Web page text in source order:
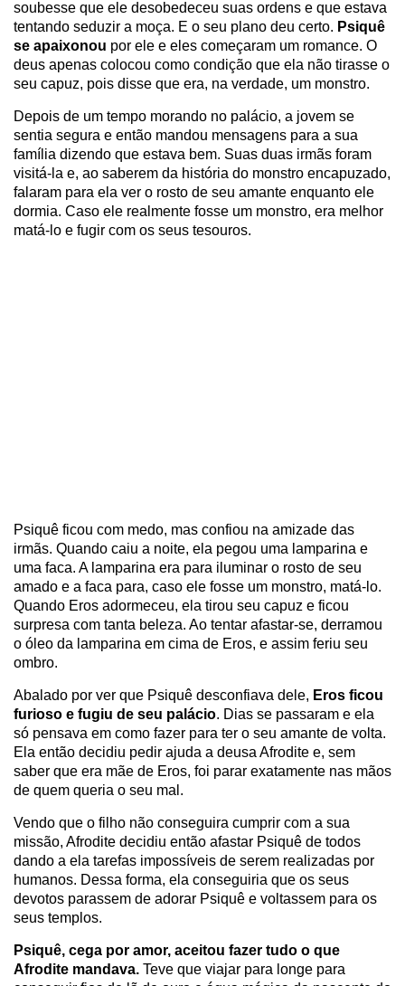
soubesse que ele desobedeceu suas ordens e que estava
tentando seduzir a moça. E o seu plano deu certo. Psiquê
se apaixonou por ele e eles começaram um romance. O
deus apenas colocou como condição que ela não tirasse o
seu capuz, pois disse que era, na verdade, um monstro.
Depois de um tempo morando no palácio, a jovem se
sentia segura e então mandou mensagens para a sua
família dizendo que estava bem. Suas duas irmãs foram
visitá-la e, ao saberem da história do monstro encapuzado,
falaram para ela ver o rosto de seu amante enquanto ele
dormia. Caso ele realmente fosse um monstro, era melhor
matá-lo e fugir com os seus tesouros.
Psiquê ficou com medo, mas confiou na amizade das
irmãs. Quando caiu a noite, ela pegou uma lamparina e
uma faca. A lamparina era para iluminar o rosto de seu
amado e a faca para, caso ele fosse um monstro, matá-lo.
Quando Eros adormeceu, ela tirou seu capuz e ficou
surpresa com tanta beleza. Ao tentar afastar-se, derramou
o óleo da lamparina em cima de Eros, e assim feriu seu
ombro.
Abalado por ver que Psiquê desconfiava dele, Eros ficou
furioso e fugiu de seu palácio. Dias se passaram e ela
só pensava em como fazer para ter o seu amante de volta.
Ela então decidiu pedir ajuda a deusa Afrodite e, sem
saber que era mãe de Eros, foi parar exatamente nas mãos
de quem queria o seu mal.
Vendo que o filho não conseguira cumprir com a sua
missão, Afrodite decidiu então afastar Psiquê de todos
dando a ela tarefas impossíveis de serem realizadas por
humanos. Dessa forma, ela conseguiria que os seus
devotos parassem de adorar Psiquê e voltassem para os
seus templos.
Psiquê, cega por amor, aceitou fazer tudo o que
Afrodite mandava. Teve que viajar para longe para